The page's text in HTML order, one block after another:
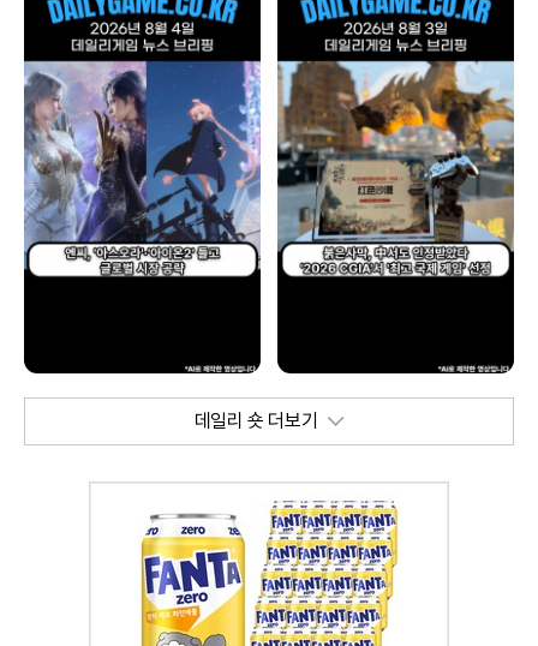
데일리 숏 더보기